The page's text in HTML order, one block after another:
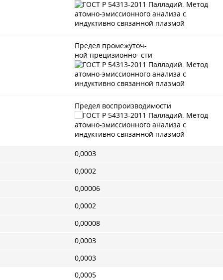
Предел промежуточ-
ной прецизионно- сти
Предел воспроизводимости
0,0003
0,0002
0,00006
0,0002
0,00008
0,0003
0,0003
0,0005